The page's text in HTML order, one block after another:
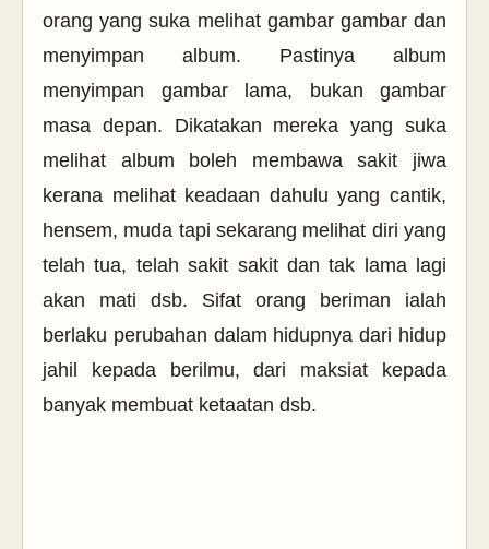
orang yang suka melihat gambar gambar dan
menyimpan album. Pastinya album
menyimpan gambar lama, bukan gambar
masa depan. Dikatakan mereka yang suka
melihat album boleh membawa sakit jiwa
kerana melihat keadaan dahulu yang cantik,
hensem, muda tapi sekarang melihat diri yang
telah tua, telah sakit sakit dan tak lama lagi
akan mati dsb. Sifat orang beriman ialah
berlaku perubahan dalam hidupnya dari hidup
jahil kepada berilmu, dari maksiat kepada
banyak membuat ketaatan dsb.